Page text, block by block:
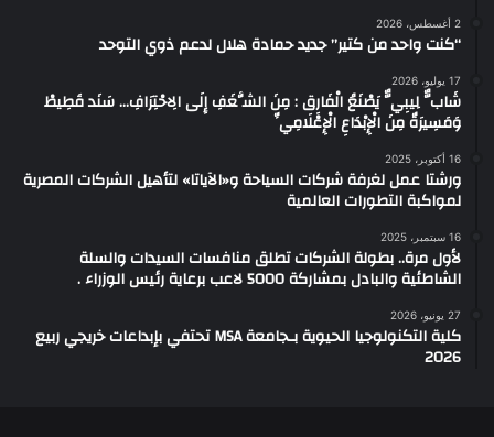
2 أغسطس، 2026
“كنت واحد من كتير” جديد حمادة هلال لدعم ذوي التوحد
17 يوليو، 2026
شَابٌّ لِيبِيٌّ يَصْنَعُ الْفَارِق : مِنَ الشَّغَفِ إِلَى الِاحْتِرَافِ… سَنَد قَطِيطْ
وَمَسِيرَةٌ مِنَ الْإِبْدَاعِ الْإِعْلَامِيِّ
16 أكتوبر، 2025
ورشتا عمل لغرفة شركات السياحة و«الآياتا» لتأهيل الشركات المصرية
لمواكبة التطورات العالمية
16 سبتمبر، 2025
لأول مرة.. بطولة الشركات تطلق منافسات السيدات والسلة
الشاطئية والبادل بمشاركة 5000 لاعب برعاية رئيس الوزراء .
27 يونيو، 2026
كلية التكنولوجيا الحيوية بـجامعة MSA تحتفي بإبداعات خريجي ربيع
2026